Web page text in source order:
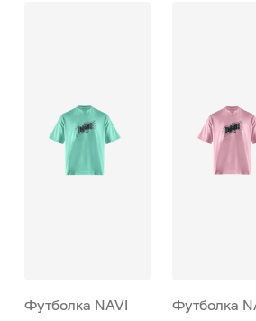
Футболка NAVI
Футболка